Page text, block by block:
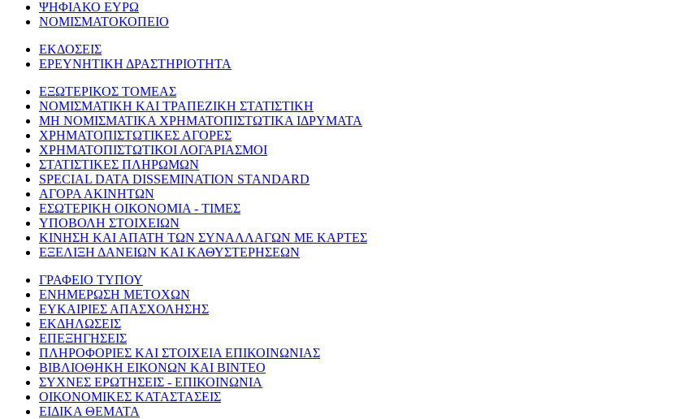
ΨΗΦΙΑΚΟ ΕΥΡΩ
ΝΟΜΙΣΜΑΤΟΚΟΠΕΙΟ
ΕΚΔΟΣΕΙΣ
ΕΡΕΥΝΗΤΙΚΗ ΔΡΑΣΤΗΡΙΟΤΗΤΑ
ΕΞΩΤΕΡΙΚΟΣ ΤΟΜΕΑΣ
ΝΟΜΙΣΜΑΤΙΚΗ ΚΑΙ ΤΡΑΠΕΖΙΚΗ ΣΤΑΤΙΣΤΙΚΗ
ΜΗ ΝΟΜΙΣΜΑΤΙΚΑ ΧΡΗΜΑΤΟΠΙΣΤΩΤΙΚΑ ΙΔΡΥΜΑΤΑ
ΧΡΗΜΑΤΟΠΙΣΤΩΤΙΚΕΣ ΑΓΟΡΕΣ
ΧΡΗΜΑΤΟΠΙΣΤΩΤΙΚΟΙ ΛΟΓΑΡΙΑΣΜΟΙ
ΣΤΑΤΙΣΤΙΚΕΣ ΠΛΗΡΩΜΩΝ
SPECIAL DATA DISSEMINATION STANDARD
ΑΓΟΡΑ ΑΚΙΝΗΤΩΝ
ΕΣΩΤΕΡΙΚΗ ΟΙΚΟΝΟΜΙΑ - ΤΙΜΕΣ
ΥΠΟΒΟΛΗ ΣΤΟΙΧΕΙΩΝ
ΚΙΝΗΣΗ ΚΑΙ ΑΠΑΤΗ ΤΩΝ ΣΥΝΑΛΛΑΓΩΝ ΜΕ ΚΑΡΤΕΣ
ΕΞΕΛΙΞΗ ΔΑΝΕΙΩΝ ΚΑΙ ΚΑΘΥΣΤΕΡΗΣΕΩΝ
ΓΡΑΦΕΙΟ ΤΥΠΟΥ
ΕΝΗΜΕΡΩΣΗ ΜΕΤΟΧΩΝ
ΕΥΚΑΙΡΙΕΣ ΑΠΑΣΧΟΛΗΣΗΣ
ΕΚΔΗΛΩΣΕΙΣ
ΕΠΕΞΗΓΗΣΕΙΣ
ΠΛΗΡΟΦΟΡΙΕΣ ΚΑΙ ΣΤΟΙΧΕΙΑ ΕΠΙΚΟΙΝΩΝΙΑΣ
ΒΙΒΛΙΟΘΗΚΗ ΕΙΚΟΝΩΝ ΚΑΙ ΒΙΝΤΕΟ
ΣΥΧΝΕΣ ΕΡΩΤΗΣΕΙΣ - ΕΠΙΚΟΙΝΩΝΙΑ
ΟΙΚΟΝΟΜΙΚΕΣ ΚΑΤΑΣΤΑΣΕΙΣ
ΕΙΔΙΚΑ ΘΕΜΑΤΑ